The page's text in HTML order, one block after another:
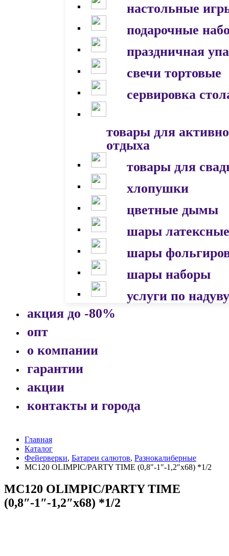
настольные
подарочные
праздничная
свечи тортовые
сервировка
товары для
отдыха
товары для
хлопушки
цветные дымы
шары латексные
шары
шары наборы
услуги по надуву
акция до -80%
опт
о компании
гарантии
акции
контакты и города
Главная
Каталог
Фейерверки, Батареи салютов, Разнокалиберные
МС120 OLIMPIC/PARTY TIME (0,8″-1″-1,2″х68) *1/2
МС120 OLIMPIC/PARTY TIME
(0,8″-1″-1,2″х68) *1/2